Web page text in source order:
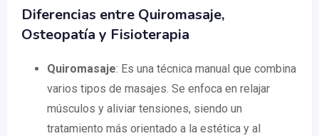
Diferencias entre Quiromasaje,
Osteopatía y Fisioterapia
Quiromasaje: Es una técnica manual que combina
varios tipos de masajes. Se enfoca en relajar
músculos y aliviar tensiones, siendo un
tratamiento más orientado a la estética y al